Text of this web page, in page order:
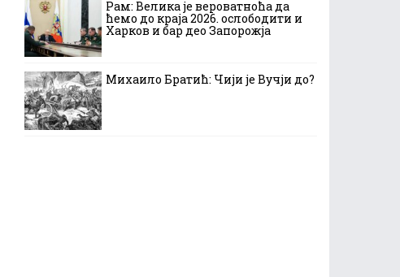
Рам: Велика је вероватноћа да
ћемо до краја 2026. ослободити и
Харков и бар део Запорожја
Михаило Братић: Чији је Вучји до?